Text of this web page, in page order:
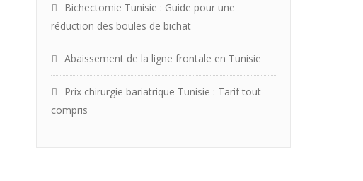
Bichectomie Tunisie : Guide pour une
réduction des boules de bichat
Abaissement de la ligne frontale en Tunisie
Prix chirurgie bariatrique Tunisie : Tarif tout
compris